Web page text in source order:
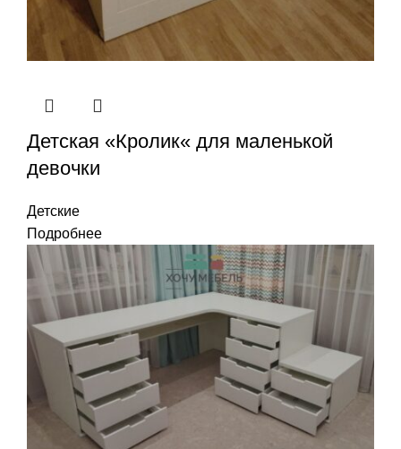
Детская «Кролик« для маленькой
девочки
Детские
Подробнее